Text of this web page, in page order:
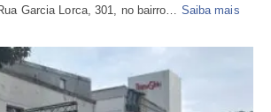
Garcia Lorca, 301, no bairro… Saiba mais